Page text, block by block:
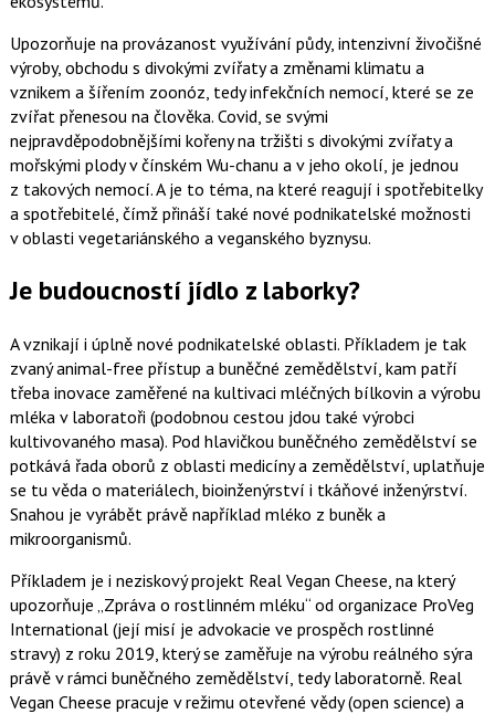
Upozorňuje na provázanost využívání půdy, intenzivní živočišné
výroby, obchodu s divokými zvířaty a změnami klimatu a
vznikem a šířením zoonóz, tedy infekčních nemocí, které se ze
zvířat přenesou na člověka. Covid, se svými
nejpravděpodobnějšími kořeny na tržišti s divokými zvířaty a
mořskými plody v čínském Wu-chanu a v jeho okolí, je jednou
z takových nemocí. A je to téma, na které reagují i spotřebitelky
a spotřebitelé, čímž přináší také nové podnikatelské možnosti
v oblasti vegetariánského a veganského byznysu.
Je budoucností jídlo z laborky?
A vznikají i úplně nové podnikatelské oblasti. Příkladem je tak
zvaný animal-free přístup a buněčné zemědělství, kam patří
třeba inovace zaměřené na kultivaci mléčných bílkovin a výrobu
mléka v laboratoři (podobnou cestou jdou také výrobci
kultivovaného masa). Pod hlavičkou buněčného zemědělství se
potkává řada oborů z oblasti medicíny a zemědělství, uplatňuje
se tu věda o materiálech, bioinženýrství i tkáňové inženýrství.
Snahou je vyrábět právě například mléko z buněk a
mikroorganismů.
Příkladem je i neziskový projekt Real Vegan Cheese, na který
upozorňuje „Zpráva o rostlinném mléku“ od organizace ProVeg
International (její misí je advokacie ve prospěch rostlinné
stravy) z roku 2019, který se zaměřuje na výrobu reálného sýra
právě v rámci buněčného zemědělství, tedy laboratorně. Real
Vegan Cheese pracuje v režimu otevřené vědy (open science) a